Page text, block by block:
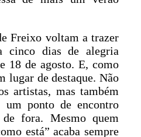
Freixo voltam a trazer
cinco dias de alegria
18 de agosto. E, como
lugar de destaque. Não
artistas, mas também
um ponto de encontro
fora. Mesmo quem
está” acaba sempre